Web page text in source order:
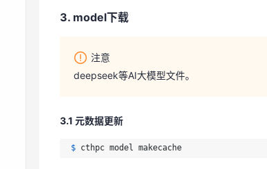
注意
$ cthpc model makecache
3.2 批量文件并行下载
3. model下载
注意
deepseek等AI大模型文件。
3.1 元数据更新
$ cthpc model makecache